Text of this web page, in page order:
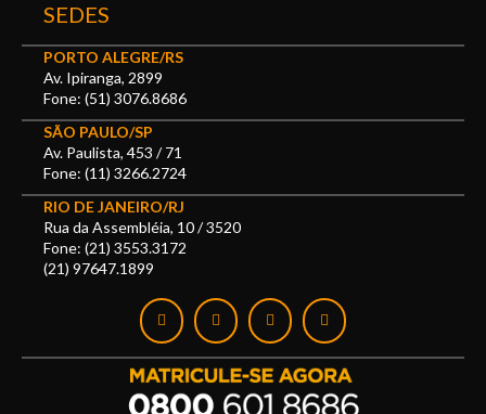
SEDES
PORTO ALEGRE/RS
Av. Ipiranga, 2899
Fone: (51) 3076.8686
SÃO PAULO/SP
Av. Paulista, 453 / 71
Fone: (11) 3266.2724
RIO DE JANEIRO/RJ
Rua da Assembléia, 10 / 3520
Fone: (21) 3553.3172
(21) 97647.1899